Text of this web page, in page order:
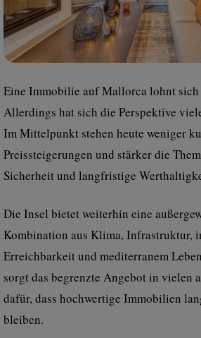
Eine Immobilie auf Mallorca lohnt
Allerdings hat sich die Perspektive
Im Mittelpunkt stehen heute weniger
Preissteigerungen und stärker die
Sicherheit und langfristige
Die Insel bietet weiterhin eine
Kombination aus Klima, Infrastruktur,
Erreichbarkeit und mediterranem
sorgt das begrenzte Angebot in vielen
dafür, dass hochwertige Immobilien
bleiben.